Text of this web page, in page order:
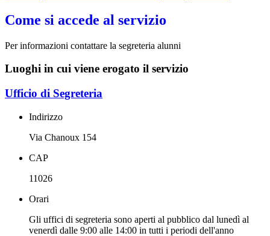
Come si accede al servizio
Per informazioni contattare la segreteria alunni
Luoghi in cui viene erogato il servizio
Ufficio di Segreteria
Indirizzo
Via Chanoux 154
CAP
11026
Orari
Gli uffici di segreteria sono aperti al pubblico dal lunedì al
venerdì dalle 9:00 alle 14:00 in tutti i periodi dell'anno